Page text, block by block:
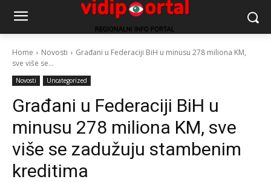
Home Novosti
Građani u Federaciji BiH u minusu 278 miliona KM,
sve više se...
Novosti Uncategorized
Građani u Federaciji BiH u
minusu 278 miliona KM, sve
više se zadužuju stambenim
kreditima